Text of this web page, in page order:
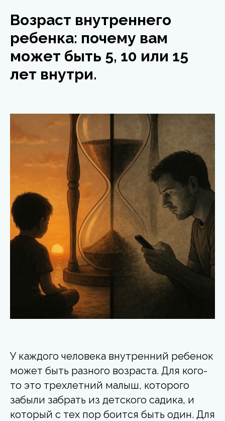
Возраст внутреннего
ребенка: почему вам
может быть 5, 10 или 15
лет внутри.
У каждого человека внутренний ребенок
может быть разного возраста. Для кого-
то это трехлетний малыш, которого
забыли забрать из детского садика, и
который с тех пор боится быть один. Для